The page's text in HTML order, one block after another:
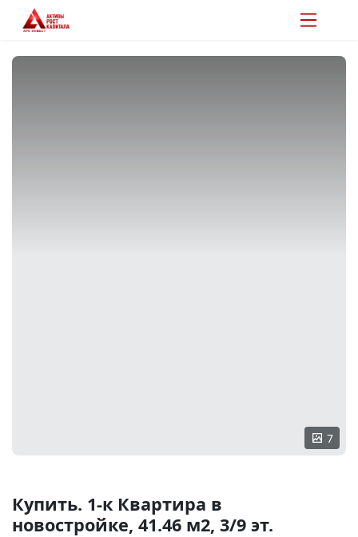
7
Купить. 1-к Квартира в
новостройке, 41.46 м2, 3/9 эт.